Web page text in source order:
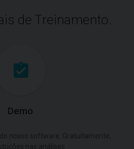
de Treinamento.
Demo